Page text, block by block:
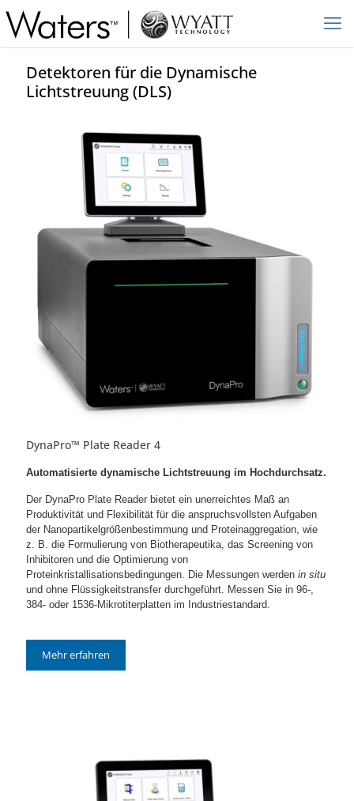
Detektoren für die Dynamische
Lichtstreuung (DLS)
DynaPro™ Plate Reader 4
Automatisierte dynamische Lichtstreuung im Hochdurchsatz.
Der DynaPro Plate Reader bietet ein unerreichtes Maß an
Produktivität und Flexibilität für die anspruchsvollsten Aufgaben
der Nanopartikelgrößenbestimmung und Proteinaggregation, wie
z. B. die Formulierung von Biotherapeutika, das Screening von
Inhibitoren und die Optimierung von
Proteinkristallisationsbedingungen. Die Messungen werden in situ
und ohne Flüssigkeitstransfer durchgeführt. Messen Sie in 96-,
384- oder 1536-Mikrotiterplatten im Industriestandard.
Mehr erfahren